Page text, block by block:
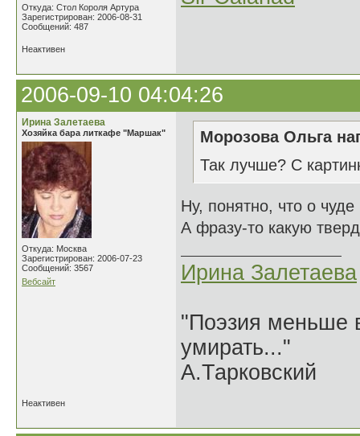
Откуда: Стол Короля Артура
Зарегистрирован: 2006-08-31
Сообщений: 487
Неактивен
2006-09-10 04:04:26
Ирина Залетаева
Хозяйка бара литкафе "Маршак"
Откуда: Москва
Зарегистрирован: 2006-07-23
Сообщений: 3567
Вебсайт
Морозова Ольга
Так лучше? С
Ну, понятно, что о чуде
А фразу-то какую
Ирина Залетаева
"Поэзия меньше
умирать..."
А.Тарковский
Неактивен